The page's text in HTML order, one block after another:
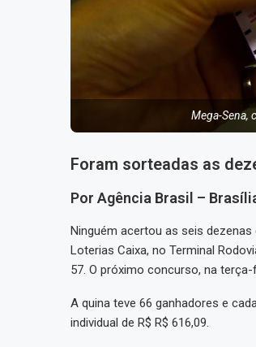
Mega-Sena,
Foram sorteadas as
Por Agência Brasil –
Ninguém acertou as seis
Loterias Caixa, no Terminal
57. O próximo concurso, na
A quina teve 66 ganhadores e
individual de R$ R$ 616,09.